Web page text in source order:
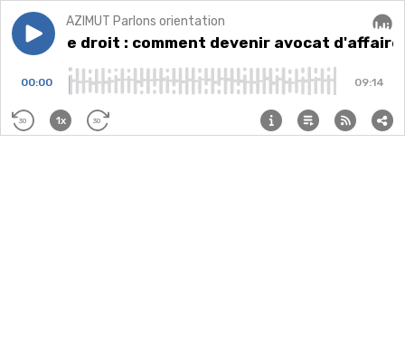
Play episodeÉtudes de droit : comment devenir avocat d'affaires
AZIMUT Parlons orientation
de droit : comment devenir avocat
00:00 09:14
30 1x 30